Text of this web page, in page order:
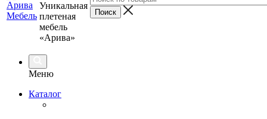
Уникальная
плетеная
мебель
«Арива»
Меню
Каталог